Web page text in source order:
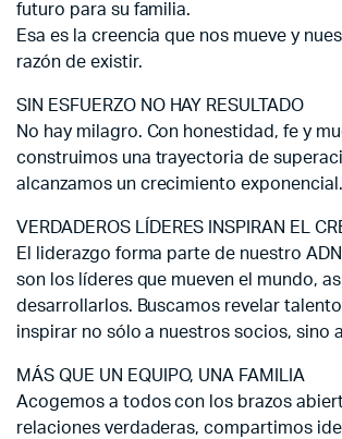
futuro para su familia.
Esa es la creencia que nos mueve y
razón de existir.
SIN ESFUERZO NO HAY RESULTADO
No hay milagro. Con honestidad, fe y
construimos una trayectoria de
alcanzamos un crecimiento exponencial.
VERDADEROS LÍDERES INSPIRAN EL
El liderazgo forma parte de nuestro
son los líderes que mueven el mundo,
desarrollarlos. Buscamos revelar
inspirar no sólo a nuestros socios, sino
MÁS QUE UN EQUIPO, UNA FAMILIA
Acogemos a todos con los brazos
relaciones verdaderas, compartimos